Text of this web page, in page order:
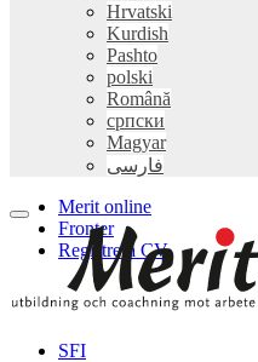
Hrvatski
Kurdish
Pashto
polski
Română
српски
Magyar
فارسی
Merit online
Fronter
Registrera CV
SFI